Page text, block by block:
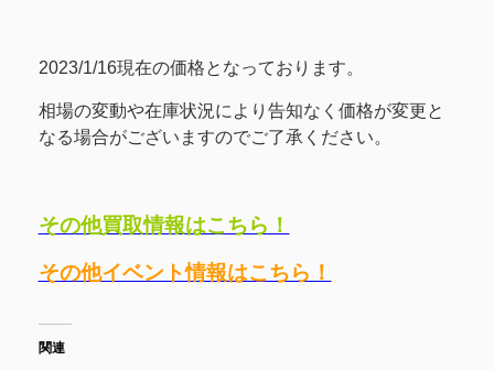
2023/1/16現在の価格となっております。
相場の変動や在庫状況により告知なく価格が変更と
なる場合がございますのでご了承ください。
その他買取情報はこちら！
その他イベント情報はこちら！
関連